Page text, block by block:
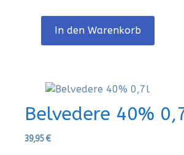
In den Warenkorb
Belvedere 40%
39,95€